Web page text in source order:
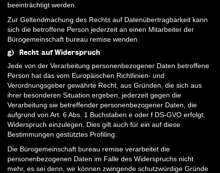
beeinträchtigt werden.
Zur Geltendmachung des Rechts auf Datenübertragbarkeit kann
sich die betroffene Person jederzeit an einen Mitarbeiter der
Bürogemeinschaft bureau remise wenden.
g) Recht auf Widerspruch
Jede von der Verarbeitung personenbezogener Daten betroffene
Person hat das vom Europäischen Richtlinien- und
Verordnungsgeber gewährte Recht, aus Gründen, die sich aus
ihrer besonderen Situation ergeben, jederzeit gegen die
Verarbeitung sie betreffender personenbezogener Daten, die
aufgrund von Art. 6 Abs. 1 Buchstaben e oder f DS-GVO erfolgt,
Widerspruch einzulegen. Dies gilt auch für ein auf diese
Bestimmungen gestütztes Profiling.
Die Bürogemeinschaft bureau remise verarbeitet die
personenbezogenen Daten im Falle des Widerspruchs nicht
mehr, es sei denn, wir können zwingende schutzwürdige Gründe